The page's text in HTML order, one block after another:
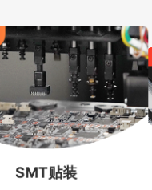
SMT贴装